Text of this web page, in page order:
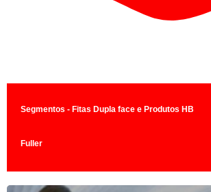
Segmentos - Fitas Dupla face e Produtos HB
Fuller